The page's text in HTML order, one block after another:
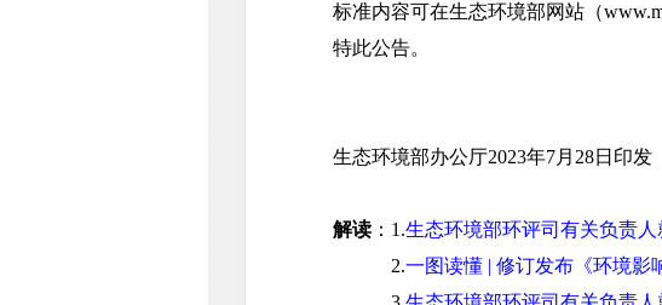
标准内容可在生态环境部网站（
特此公告。
生态环境部办公厅2023年7月28日印发
解读 ：1.生态环境部环评司有关负责
2.一图读懂 | 修订发布《环境影